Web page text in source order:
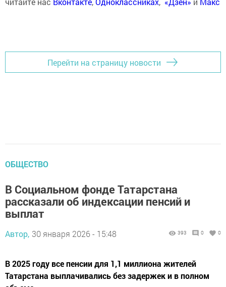
Перейти на страницу новости
ОБЩЕСТВО
В Социальном фонде Татарстана
рассказали об индексации пенсий и
выплат
Автор, 30 января 2026 - 15:48 393 0 0
В 2025 году все пенсии для 1,1 миллиона жителей
Татарстана выплачивались без задержек и в полном